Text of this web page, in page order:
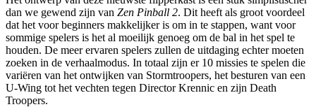
dan we gewend zijn van Zen Pinball 2. Dit heeft als groot voordeel
dat het voor beginners makkelijker is om in te stappen, want voor
sommige spelers is het al moeilijk genoeg om de bal in het spel te
houden. De meer ervaren spelers zullen de uitdaging echter moeten
zoeken in de verhaalmodus. In totaal zijn er 10 missies te spelen die
variëren van het ontwijken van Stormtroopers, het besturen van een
U-Wing tot het vechten tegen Director Krennic en zijn Death
Troopers.